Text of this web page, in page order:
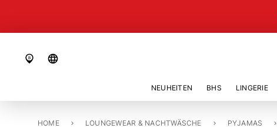
language
NEUHEITEN BHS LINGERIE
HOME LOUNGEWEAR & NACHTWÄSCHE PYJAMAS
PYJAMA OBERTEIL «BALLENTINE»